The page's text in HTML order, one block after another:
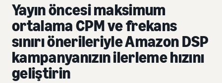
Yayın öncesi maksimum
ortalama CPM ve frekans
sınırı önerileriyle Amazon DSP
kampanyanızın ilerleme hızını
geliştirin